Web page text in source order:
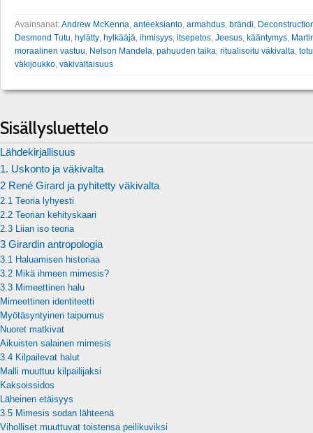
Avainsanat: Andrew McKenna anteeksianto armahdus brändi
Desmond Tutu hylätty hylkääjä ihmisyys itsepetos Jeesus kääntymys
moraalinen vastuu Nelson Mandela pahuuden taika ritualisoitu väkivalta
väkijoukko väkivaltaisuus
Sisällysluettelo
Lähdekirjallisuus
1. Uskonto ja väkivalta
2 René Girard ja pyhitetty väkivalta
2.1 Teoria lyhyesti
2.2 Teorian kehityskaari
2.3 Liian iso teoria
3 Girardin antropologia
3.1 Haluamisen historiaa
3.2 Mikä ihmeen mimesis?
3.3 Mimeettinen halu
Mimeettinen identiteetti
Myötäsyntyinen taipumus
Nuoret matkivat
Aikuisten salainen mimesis
3.4 Kilpailevat halut
Malli muuttuu kilpailijaksi
Kaksoissidos
Läheinen etäisyys
3.5 Mimesis sodan lähteenä
Viholliset muuttuvat toistensa peilikuviksi